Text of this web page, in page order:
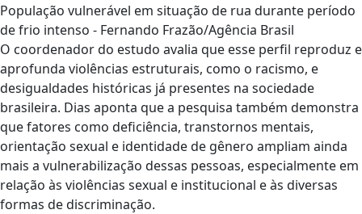
População vulnerável em situação de rua durante período
de frio intenso - Fernando Frazão/Agência Brasil
O coordenador do estudo avalia que esse perfil reproduz e
aprofunda violências estruturais, como o racismo, e
desigualdades históricas já presentes na sociedade
brasileira. Dias aponta que a pesquisa também demonstra
que fatores como deficiência, transtornos mentais,
orientação sexual e identidade de gênero ampliam ainda
mais a vulnerabilização dessas pessoas, especialmente em
relação às violências sexual e institucional e às diversas
formas de discriminação.